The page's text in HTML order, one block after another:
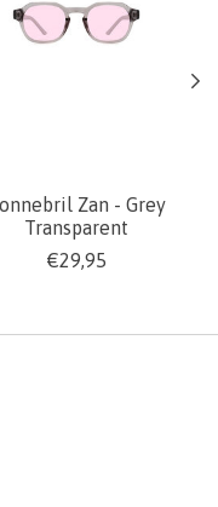
Zan - Grey
Transparent
€29,95